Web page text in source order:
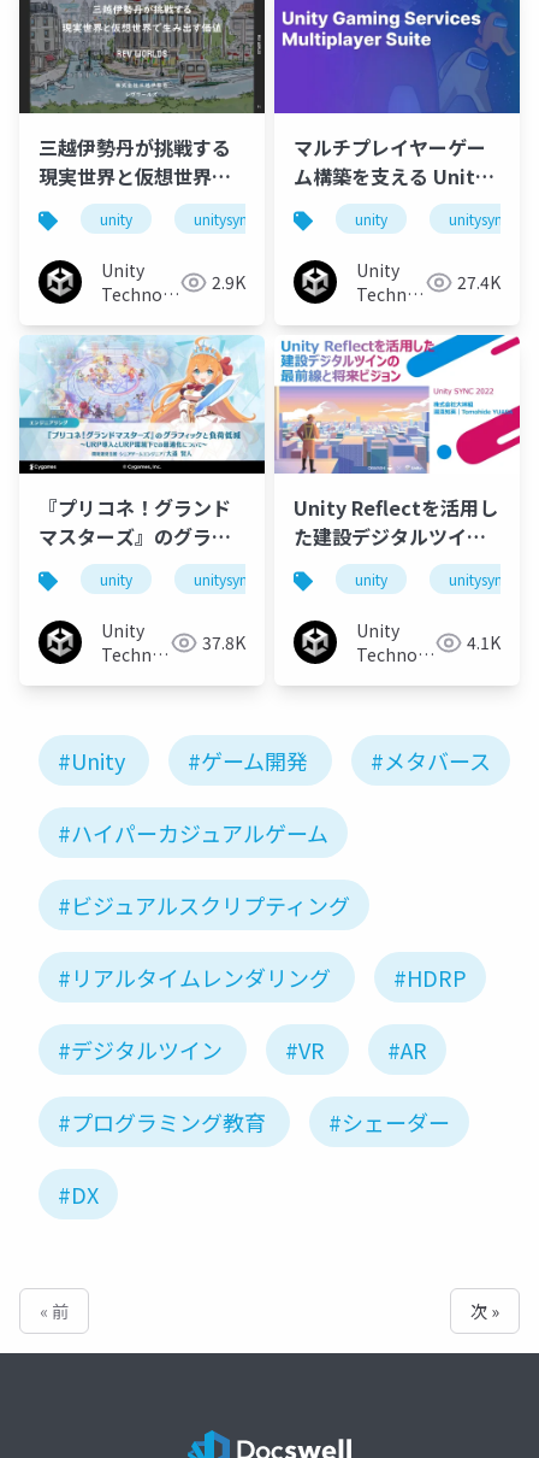
三越伊勢丹が挑戦する
現実世界と仮想世界で
生み出す価値
unity unitysync
Unity
Technologies 2.9K
マルチプレイヤーゲー
ム構築を支える Unity
Gaming Services
Multiplayer Suiteの紹
介
unity unitysync
Unity
Technologies27.4K
『プリコネ！グランド
マスターズ』のグラフ
ィックと負荷低減 URP
導入とURP環境下での
最適化について
unity unitysync
Unity
Technologies37.8K
Unity Reflectを活用し
た建設デジタルツイン
の最前線と将来ビジョ
ン
unity unitysync
Unity
Technologies 4.1K
#Unity #ゲーム開発 #メタバース
#ハイパーカジュアルゲーム
#ビジュアルスクリプティング
#リアルタイムレンダリング #HDRP
#デジタルツイン #VR #AR
#プログラミング教育 #シェーダー
#DX
« 前 次 »